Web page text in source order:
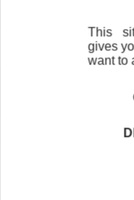
Créateurs,
This
gives
want to